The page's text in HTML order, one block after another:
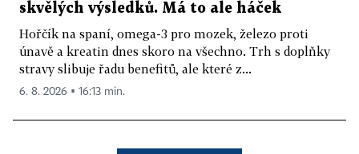
skvělých výsledků. Má to ale háček
Hořčík na spaní, omega-3 pro mozek, železo proti
únavě a kreatin dnes skoro na všechno. Trh s doplňky
stravy slibuje řadu benefitů, ale které z...
6. 8. 2026 ▪ 16:13 min.